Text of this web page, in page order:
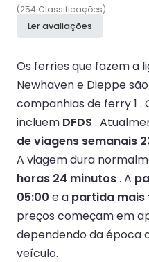
(254 Classificações)
Ler avaliações
Os ferries que fazem a
Newhaven e Dieppe
companhias de ferry 1 .
incluem DFDS .
de viagens semanais
A viagem dura
horas 24 minutos. A
05:00 e a partida mais
preços começam em
dependendo da época
veículo.